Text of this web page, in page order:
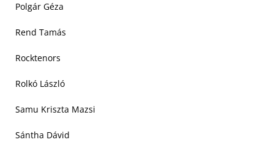
Polgár Géza
Rend Tamás
Rocktenors
Rolkó László
Samu Kriszta Mazsi
Sántha Dávid